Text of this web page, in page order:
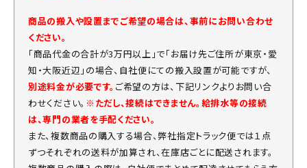
商品の搬入や設置までご希望の場合は、事前にお問い合わせ
ください。
「商品代金の合計が3万円以上」で「お届け先ご住所が東京・愛
知・大阪近辺」の場合、自社便にての搬入設置が可能ですが、
別途料金が必要です。 ご希望の方は、下記リンクよりお問い合
わせください。 ※ただし、接続はできません。給排水等の接続
は、専門の業者を手配ください。
また、複数商品の購入する場合、弊社指定トラック便では１点
ずつそれぞれの送料が加算され、在庫店ごとに配送されます。